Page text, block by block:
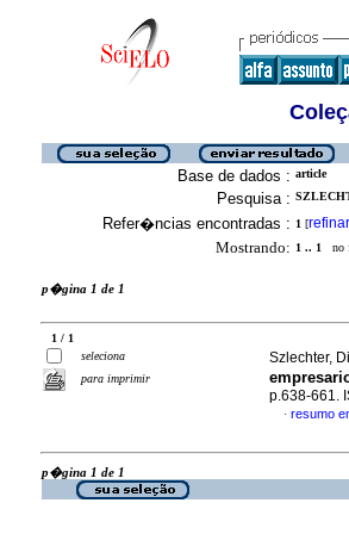
Base de dados : article
Pesquisa :
Refer�ncias encontradas : 1 [refinar
Mostrando: 1 .. 1 no
p�gina 1 de 1
1 / 1
seleciona
para imprimir
Szlechter,
p.638-661.
· resumo
p�gina 1 de 1